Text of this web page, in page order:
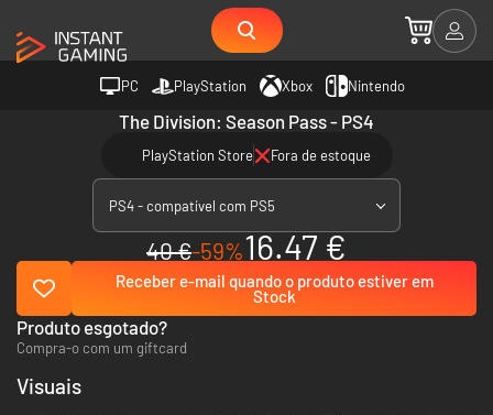
PC PlayStation Xbox Nintendo
The Division: Season Pass - PS4
PlayStation Store Fora de estoque
PS4 - compatível com PS5
40 €-59%16.47 €
Receber e-mail quando o produto estiver em
Stock
Produto esgotado?
Compra-o com um giftcard
Visuais